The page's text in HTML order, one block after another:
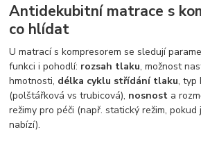
Antidekubitní matrace s
co hlídat
U matrací s kompresorem se sledují
funkci i pohodlí: rozsah tlaku, možnost
hmotnosti, délka cyklu střídání tlaku, typ
(polštářková vs trubicová), nosnost a
režimy pro péči (např. statický režim,
nabízí).